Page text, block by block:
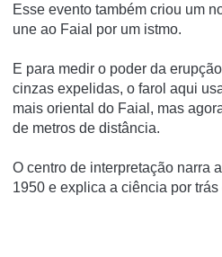
Esse evento também criou um
une ao Faial por um istmo.
E para medir o poder da
cinzas expelidas, o farol aqui
mais oriental do Faial, mas
de metros de distância.
O centro de interpretação narra
1950 e explica a ciência por trás